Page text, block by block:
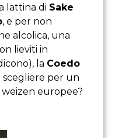
lattina di Sake
, e per non
alcolica, una
lieviti in
la Coedo
scegliere per un
europee?